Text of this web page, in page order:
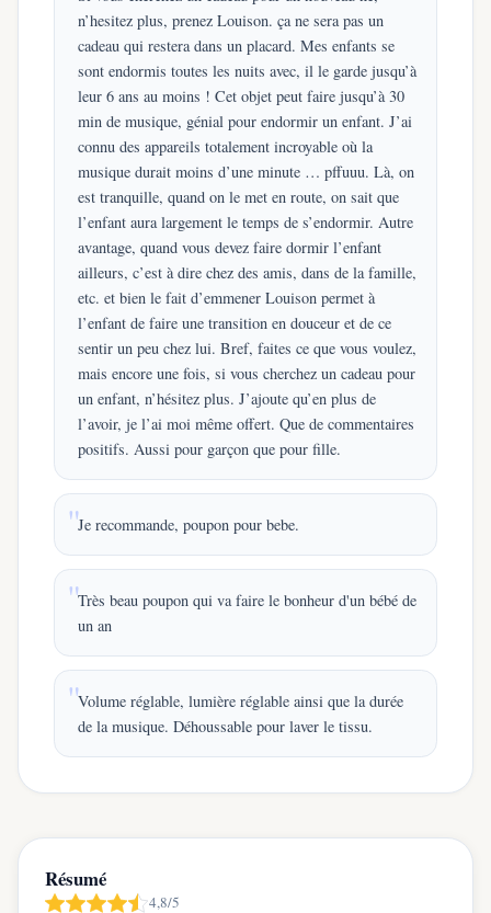
n’hesitez plus, prenez Louison. ça ne sera pas un
cadeau qui restera dans un placard. Mes enfants se
sont endormis toutes les nuits avec, il le garde jusqu’à
leur 6 ans au moins ! Cet objet peut faire jusqu’à 30
min de musique, génial pour endormir un enfant. J’ai
connu des appareils totalement incroyable où la
musique durait moins d’une minute … pffuuu. Là, on
est tranquille, quand on le met en route, on sait que
l’enfant aura largement le temps de s’endormir. Autre
avantage, quand vous devez faire dormir l’enfant
ailleurs, c’est à dire chez des amis, dans de la famille,
etc. et bien le fait d’emmener Louison permet à
l’enfant de faire une transition en douceur et de ce
sentir un peu chez lui. Bref, faites ce que vous voulez,
mais encore une fois, si vous cherchez un cadeau pour
un enfant, n’hésitez plus. J’ajoute qu’en plus de
l’avoir, je l’ai moi même offert. Que de commentaires
positifs. Aussi pour garçon que pour fille.
Je recommande, poupon pour bebe.
Très beau poupon qui va faire le bonheur d'un bébé de
un an
Volume réglable, lumière réglable ainsi que la durée
de la musique. Déhoussable pour laver le tissu.
Résumé
4,8/5